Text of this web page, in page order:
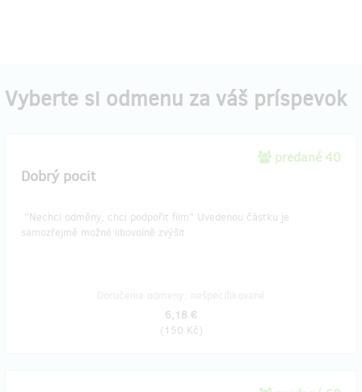
Vyberte si odmenu za váš príspevok
predané 40
Dobrý pocit
"Nechci odměny, chci podpořit film" Uvedenou částku je
samozřejmě možné libovolně zvýšit
6,18 €
(150 Kč)